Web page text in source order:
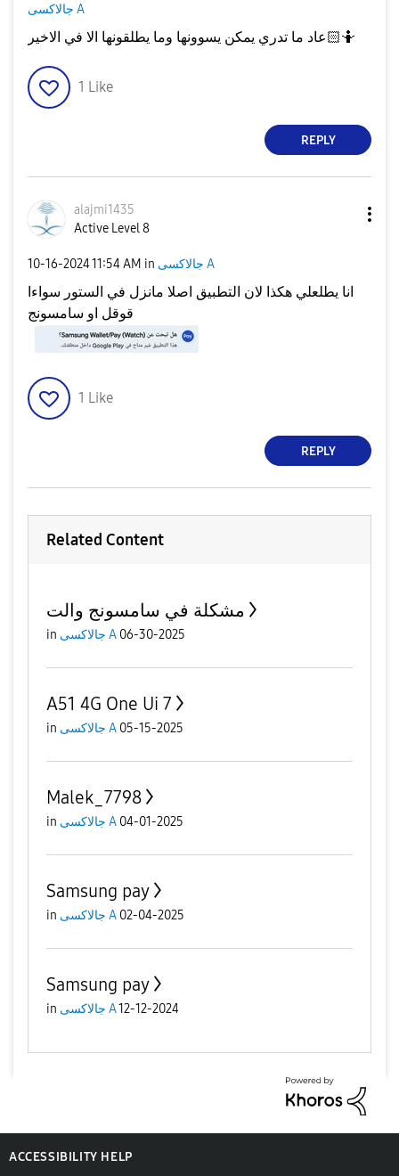
جالاكسى A
عاد ما تدري يمكن يسوونها وما يطلقونها الا في الاخير🤷🏻
1 Like
REPLY
alajmi1435
Active Level 8
‎10-16-202411:54 AM in جالاكسى A
انا يطلعلي هكذا لان التطبيق اصلا مانزل في الستور سواءا
قوقل او سامسونج
1 Like
REPLY
Related Content
مشكلة في سامسونج والت
in جالاكسى A 06-30-2025
A51 4G One Ui 7
in جالاكسى A 05-15-2025
Malek_7798
in جالاكسى A 04-01-2025
Samsung pay
in جالاكسى A 02-04-2025
Samsung pay
in جالاكسى A12-12-2024
ACCESSIBILITY HELP